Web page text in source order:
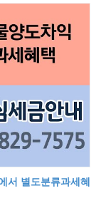
서 별도분류과세혜